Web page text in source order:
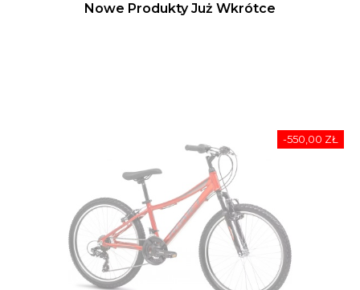
Nowe Produkty Już Wkrótce
-550,00 ZŁ